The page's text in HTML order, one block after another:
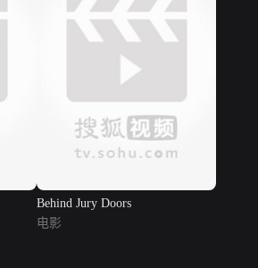
Behind Jury Doors
电影